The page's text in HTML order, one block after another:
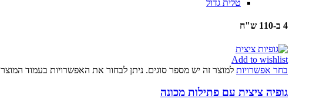
טלית גדול
4 ב-110 ש"ח
Add to wishlist
בחר אפשרויות למוצר זה יש מספר סוגים. ניתן לבחור את האפשרויות בעמוד המוצר
גופיה ציצית עם פתילות מכונה